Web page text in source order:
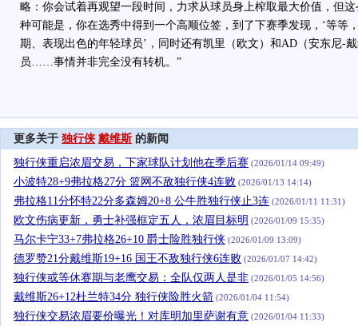
略：你会试着再观望一段时间，力求从球员身上榨取最大价值，但
种可能是，你在选秀中得到一个高顺位签，到了下赛季发现，‘等等
期、表现出色的年轻球员’，同时还有凯里（欧文）和AD（安东尼-
员……事情并非完全没有转机。”
更多关于 独行侠 戴维斯 的新闻
独行侠重启浓眉交易，下家球队计划他在季后赛 (2026/01/14 09:49)
小波特28+9弗拉格27分 篮网不敌独行侠4连败 (2026/01/13 14:14)
弗拉格11分怀特22分多森姆20+8 公牛胜独行侠止3连 (2026/01/11 11:31)
欧文伤病更新，勇士补强框定五人，浓眉目标明 (2026/01/09 15:35)
马尔卡宁33+7弗拉格26+10 爵士险胜独行侠 (2026/01/09 13:09)
德罗赞21分戴维斯19+16 国王不敌独行侠6连败 (2026/01/07 14:42)
独行侠或等休赛期与老鹰交易：全队仅两人是非 (2026/01/05 14:56)
戴维斯26+12杜兰特34分 独行侠险胜火箭 (2026/01/04 11:54)
独行侠交易浓眉要价曝光！对库明加里萨谢有意 (2026/01/04 11:33)